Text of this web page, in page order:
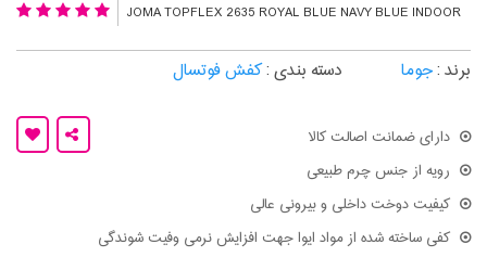
JOMA TOPFLEX 2635 ROYAL BLUE NAVY BLUE INDOOR
برند :جوما دسته بندی :کفش فوتسال
دارای ضمانت اصالت کالا
رویه از جنس چرم طبیعی
کیفیت دوخت داخلی و بیرونی عالی
کفی ساخته شده از مواد ایوا جهت افزایش نرمی وفیت شوندگی